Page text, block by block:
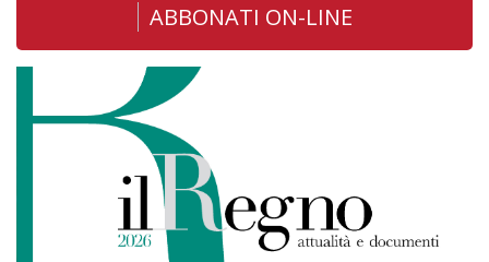
ABBONATI ON-LINE